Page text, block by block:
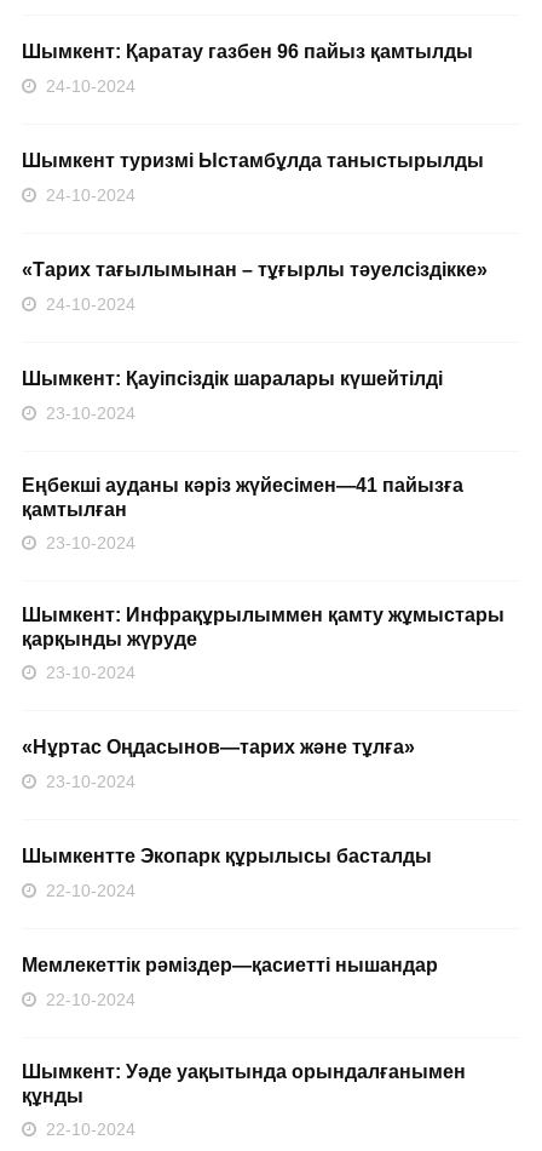
Шымкент: Қаратау газбен 96 пайыз қамтылды
24-10-2024
Шымкент туризмі Ыстамбұлда таныстырылды
24-10-2024
«Тарих тағылымынан – тұғырлы тәуелсіздікке»
24-10-2024
Шымкент: Қауіпсіздік шаралары күшейтілді
23-10-2024
Еңбекші ауданы кәріз жүйесімен—41 пайызға
қамтылған
23-10-2024
Шымкент: Инфрақұрылыммен қамту жұмыстары
қарқынды жүруде
23-10-2024
«Нұртас Оңдасынов—тарих және тұлға»
23-10-2024
Шымкентте Экопарк құрылысы басталды
22-10-2024
Мемлекеттік рәміздер—қасиетті нышандар
22-10-2024
Шымкент: Уәде уақытында орындалғанымен
құнды
22-10-2024